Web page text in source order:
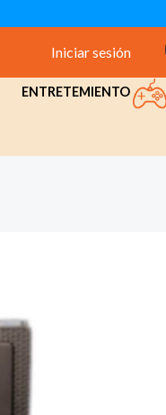
Iniciar sesión
ENTRETEMIENTO